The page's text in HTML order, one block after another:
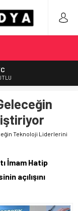
Teknoloji Liderlerini
İmam Hatip
açılışını